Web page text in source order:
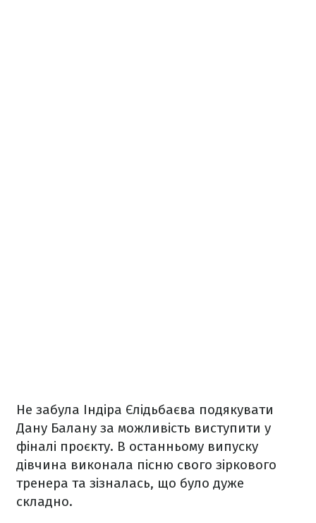
Не забула Індіра Єлідьбаєва подякувати
Дану Балану за можливість виступити у
фіналі проєкту. В останньому випуску
дівчина виконала пісню свого зіркового
тренера та зізналась, що було дуже
складно.